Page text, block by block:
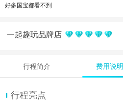
好多国宝都看不到
一起趣玩品牌店
行程简介 费用说明
行程亮点